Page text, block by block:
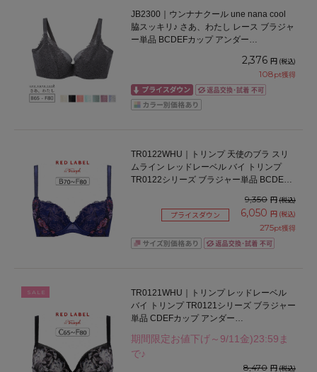
JB2300｜ウンナナクール une nana cool
脇スッキリ♪ さあ、わたし レース ブラジャ
ー単品 BCDEFカップ アンダー
2,376 円 (税込)
108pt獲得
TR0122WHU｜トリンプ 天使のブラ スリ
ムライン レッドレーベル バイ トリンプ
TR0122シリーズ ブラジャー単品 BCDEF
9,350 円(税込)
プライスダウン 6,050 円 (税込)
275pt獲得
SALE
TR0121WHU｜トリンプ レッドレーベル
バイ トリンプ TR0121シリーズ ブラジャー
単品 CDEFカップ アンダー
期間限定お値下げ～9/11金)23:59ま
で♪
8,470 円(税込)